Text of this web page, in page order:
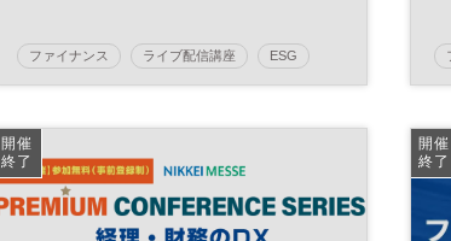
ファイナンス ライブ配信講座 ESG
開催
終了
開催
終了